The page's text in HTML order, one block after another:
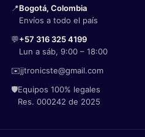
📍Bogotá, Colombia
Envíos a todo el país
💬+57 316 325 4199
Lun a sáb, 9:00 – 18:00
✉️jjtronicste@gmail.com
🛡️Equipos 100% legales
Res. 000242 de 2025